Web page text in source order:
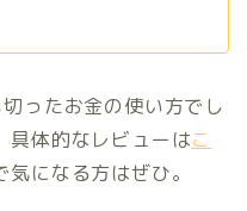
ったお金の使い方でし
具体的なレビューはこ
になる方はぜひ。